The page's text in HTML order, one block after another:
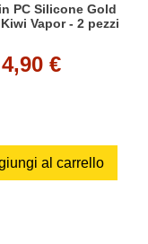
PC Silicone Gold
Vapor - 2 pezzi
4,90 €
al carrello